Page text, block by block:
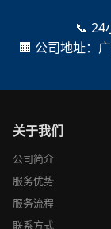
📞 24
🏢 公司地址：
关于我们
公司简介
服务优势
服务流程
联系方式